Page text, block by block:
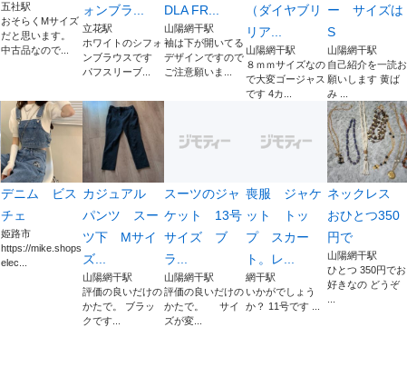
五社駅
おそらくМサイズ
だと思います。
中古品なので...
ォンブラ...
立花駅
ホワイトのシフォ
ンブラウスです
パフスリーブ...
DLA FR...
山陽網干駅
袖は下が開いてる
デザインですので
ご注意願いま...
（ダイヤブリ
リア...
山陽網干駅
８ｍｍサイズなの
で大変ゴージャス
です 4カ...
ー サイズは
S
山陽網干駅
自己紹介を一読お
願いします 黄ば
み ...
デニム ビス
チェ
姫路市
https://mike.shops
elec...
カジュアル
パンツ スー
ツ下 Mサイ
ズ...
山陽網干駅
評価の良いだけの
かたで。 ブラッ
クです...
スーツのジャ
ケット 13号
サイズ ブ
ラ...
山陽網干駅
評価の良いだけの
かたで。 サイ
ズが変...
喪服 ジャケ
ット トッ
プ スカー
ト。レ...
網干駅
いかがでしょう
か？ 11号です ...
ネックレス
おひとつ350
円で
山陽網干駅
ひとつ 350円でお
好きなの どうぞ